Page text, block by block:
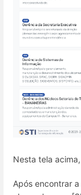
Nesta tela
Após encontrar